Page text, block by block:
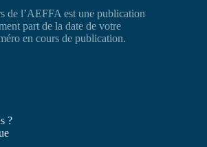
de l’AEFFA est une publication
part de la date de votre
en cours de publication.
?